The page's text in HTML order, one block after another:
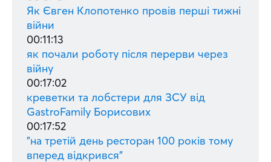
Як Євген Клопотенко провів перші тижні
війни
00:11:13
як почали роботу після перерви через
війну
00:17:02
креветки та лобстери для ЗСУ від
GastroFamily Борисових
00:17:52
"на третій день ресторан 100 років тому
вперед відкрився"